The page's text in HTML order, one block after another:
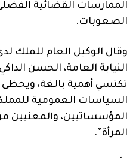
الممارسات القضائية
الصعوبات.
وقال الوكيل العام للملك
النيابة العامة، الحسن
تكتسي أهمية بالغة،
السياسات العمومية
المؤسساتيين، والمعنيين
المرأة”.